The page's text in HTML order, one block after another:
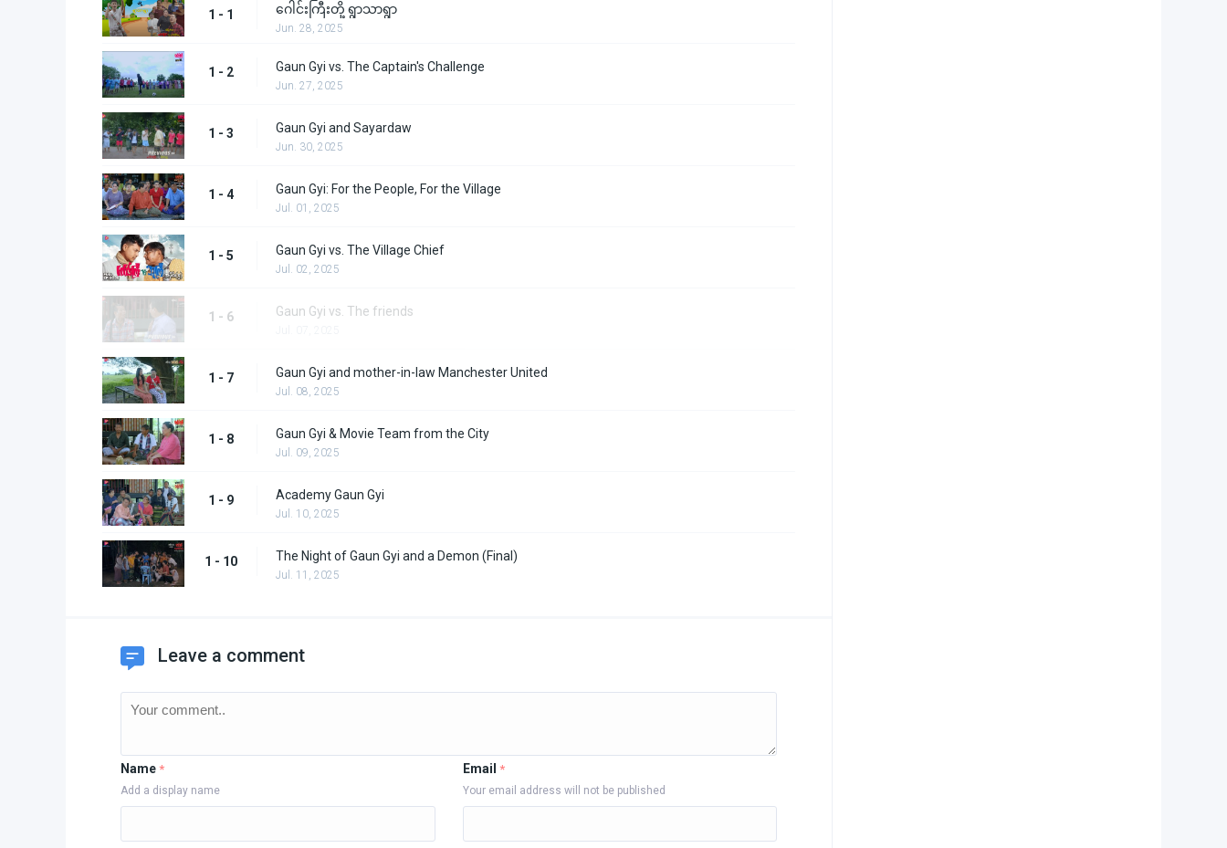
1 - 1 ဂေါင်းကြီးတို့ ရွာသာရွာ
Jun. 28, 2025
1 - 2 Gaun Gyi vs. The Captain's Challenge
Jun. 27, 2025
1 - 3 Gaun Gyi and Sayardaw
Jun. 30, 2025
1 - 4 Gaun Gyi: For the People, For the Village
Jul. 01, 2025
1 - 5 Gaun Gyi vs. The Village Chief
Jul. 02, 2025
1 - 6 Gaun Gyi vs. The friends
1 - 7 Gaun Gyi and mother-in-law Manchester United
Jul. 08, 2025
1 - 8 Gaun Gyi & Movie Team from the City
Jul. 09, 2025
1 - 9 Academy Gaun Gyi
Jul. 10, 2025
1 - 10 The Night of Gaun Gyi and a Demon (Final)
Jul. 11, 2025
Leave a comment
Name *
Add a display name
Email *
Your email address will not be published